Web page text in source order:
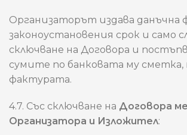
Организаторът издава данъчна
законоустановения срок и само
сключване на Договора и
сумите по банковата му сметка,
фактурата.
4.7. Със сключване на Договора
Организатора и Изложител: